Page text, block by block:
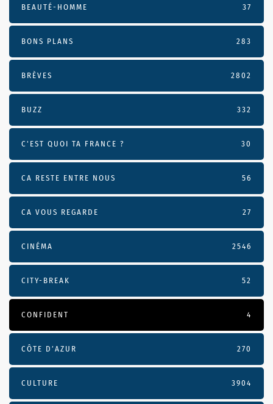
BEAUTÉ-HOMME 37
BONS PLANS 283
BRÈVES 2802
BUZZ 332
C'EST QUOI TA FRANCE ? 30
CA RESTE ENTRE NOUS 56
CA VOUS REGARDE 27
CINÉMA 2546
CITY-BREAK 52
CONFIDENT 4
CÔTE D’AZUR 270
CULTURE 3904